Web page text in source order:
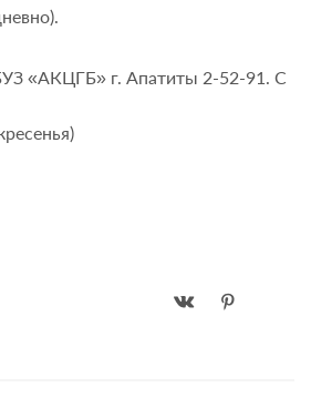
«АКЦГБ» г. Апатиты 2-52-91. С